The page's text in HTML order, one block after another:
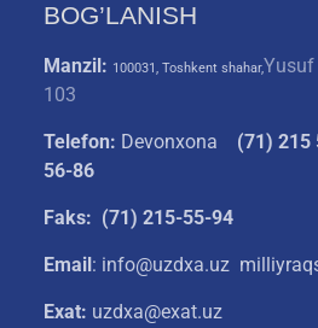
BOG’LANISH
Manzil: 100031, Toshkent shahar,Yusuf
103
Telefon: Devonxona (71) 215
56-86
Faks: (71) 215-55-94
Email : info@uzdxa.uz
Exat: uzdxa@exat.uz